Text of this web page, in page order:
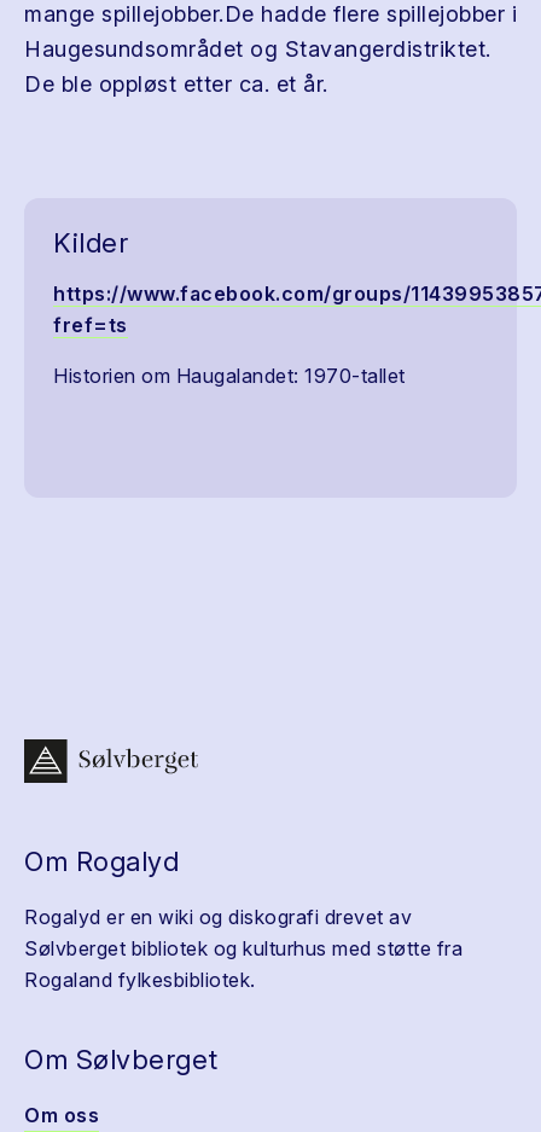
mange spillejobber.De hadde flere spillejobber i
Haugesundsområdet og Stavangerdistriktet.
De ble oppløst etter ca. et år.
Kilder
https://www.facebook.com/groups/
fref=ts
Historien om Haugalandet: 1970-tallet
Om Rogalyd
Rogalyd er en wiki og diskografi drevet av
Sølvberget bibliotek og kulturhus med støtte fra
Rogaland fylkesbibliotek.
Om Sølvberget
Om oss